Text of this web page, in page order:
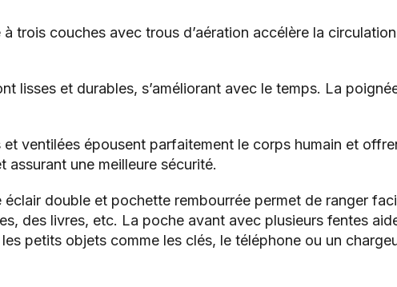
couches avec trous d’aération accélère la
lisses et durables, s’améliorant avec le temps. La
ventilées épousent parfaitement le corps humain et
une meilleure sécurité.
double et pochette rembourrée permet de ranger
des livres, etc. La poche avant avec plusieurs fentes
petits objets comme les clés, le téléphone ou un